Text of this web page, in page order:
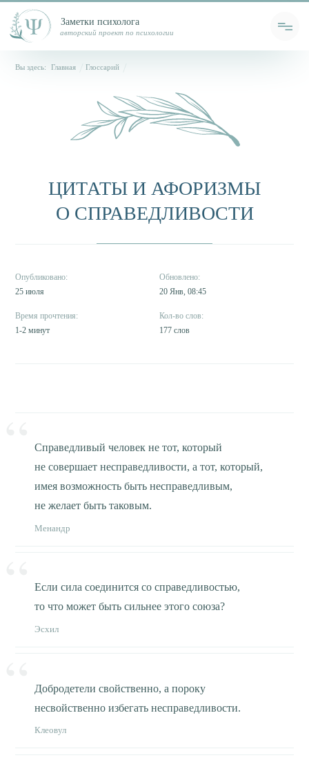
Вы здесь: Главная Глоссарий
ЦИТАТЫ И АФОРИЗМЫ
О СПРАВЕДЛИВОСТИ
25 июля 20 Янв, 08:45
1-2 минут 177 слов
Справедливый человек не тот, который
не совершает несправедливости, а тот, который,
имея возможность быть несправедливым,
не желает быть таковым.
Менандр
Если сила соединится со справедливостью,
то что может быть сильнее этого союза?
Эсхил
Добродетели свойственно, а пороку
несвойственно избегать несправедливости.
Клеовул
Заметки психолога
авторский проект по психологии